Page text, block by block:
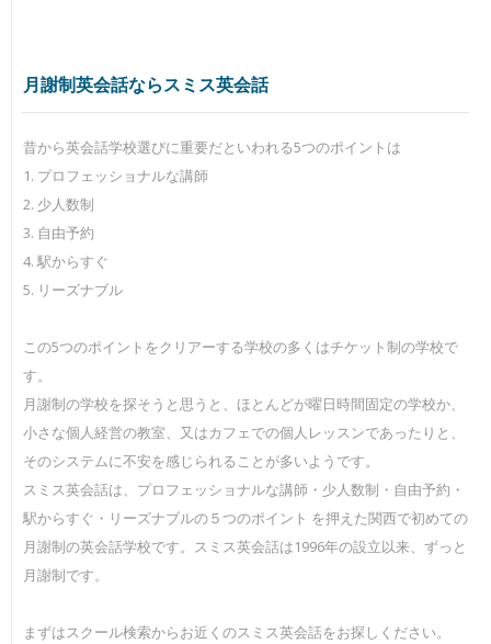
月謝制英会話ならスミス英会話
昔から英会話学校選びに重要だといわれる5つのポイントは
1. プロフェッショナルな講師
2. 少人数制
3. 自由予約
4. 駅からすぐ
5. リーズナブル
この5つのポイントをクリアーする学校の多くはチケット制の学校で
す。
月謝制の学校を探そうと思うと、ほとんどが曜日時間固定の学校か、
小さな個人経営の教室、又はカフェでの個人レッスンであったりと、
そのシステムに不安を感じられることが多いようです。
スミス英会話は、プロフェッショナルな講師・少人数制・自由予約・
駅からすぐ・リーズナブルの５つのポイント を押えた関西で初めての
月謝制の英会話学校です。スミス英会話は1996年の設立以来、ずっと
月謝制です。
まずはスクール検索からお近くのスミス英会話をお探しください。